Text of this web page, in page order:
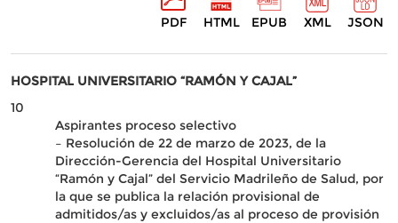
PDF HTML EPUB XML JSON
HOSPITAL UNIVERSITARIO “RAMÓN Y CAJAL”
10
Aspirantes proceso selectivo
– Resolución de 22 de marzo de 2023, de la
Dirección-Gerencia del Hospital Universitario
“Ramón y Cajal” del Servicio Madrileño de Salud, por
la que se publica la relación provisional de
admitidos/as y excluidos/as al proceso de provisión